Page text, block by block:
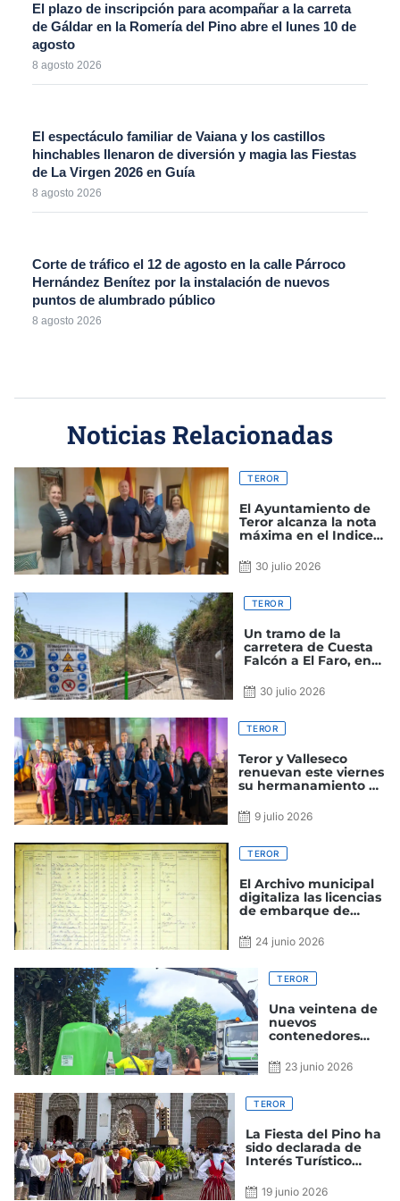
El plazo de inscripción para acompañar a la carreta
de Gáldar en la Romería del Pino abre el lunes 10 de
agosto
8 agosto 2026
El espectáculo familiar de Vaiana y los castillos
hinchables llenaron de diversión y magia las Fiestas
de La Virgen 2026 en Guía
8 agosto 2026
Corte de tráfico el 12 de agosto en la calle Párroco
Hernández Benítez por la instalación de nuevos
puntos de alumbrado público
8 agosto 2026
Noticias Relacionadas
TEROR
El Ayuntamiento de
Teror alcanza la nota
máxima en el Indice
Canarias
30 julio 2026
TEROR
Un tramo de la
carretera de Cuesta
Falcón a El Faro, en
tráfico por obras
30 julio 2026
TEROR
Teror y Valleseco
renuevan este viernes
su hermanamiento en
celebración
9 julio 2026
TEROR
El Archivo municipal
digitaliza las licencias
de embarque de
terorenses entre 1853
y 1922
24 junio 2026
TEROR
Una veintena de
nuevos
contenedores
de vidrio se
instala en los
23 junio 2026
TEROR
La Fiesta del Pino ha
sido declarada de
Interés Turístico
19 junio 2026